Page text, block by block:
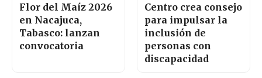
Flor del Maíz 2026
en Nacajuca,
Tabasco: lanzan
convocatoria
Centro crea consejo
para impulsar la
inclusión de
personas con
discapacidad